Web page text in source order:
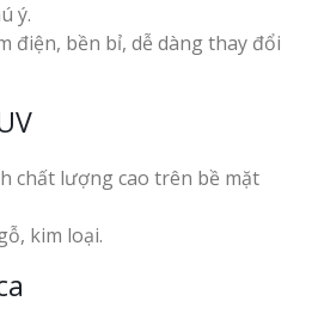
ý.
điện, bền bỉ, dễ dàng thay đổi
chất lượng cao trên bề mặt
kim loại.